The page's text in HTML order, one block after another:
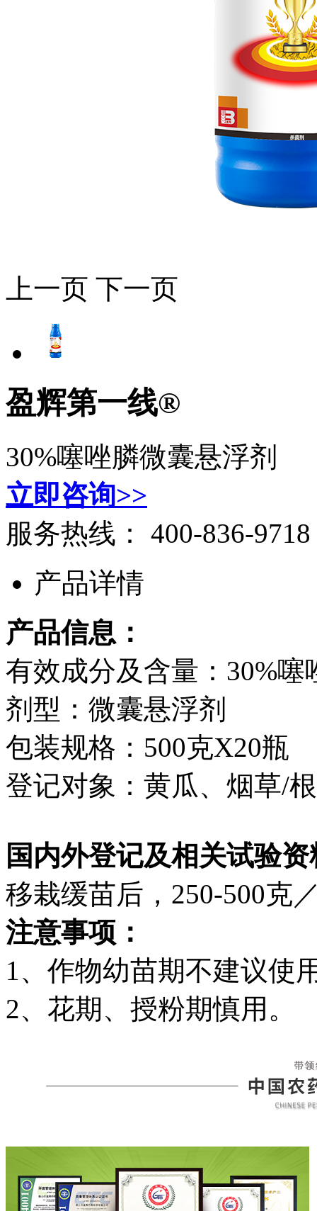
上一页 下一页
盈辉第一线®
30%噻唑膦微囊悬浮剂
立即咨询>>
服务热线： 400-836-9718
产品详情
产品信息：
有效成分及含量：30%噻
剂型：微囊悬浮剂
包装规格：500克X20瓶
登记对象：黄瓜、烟草/
国内外登记及相关试验
移栽缓苗后，250-500克
注意事项：
1、作物幼苗期不建议使
2、花期、授粉期慎用。